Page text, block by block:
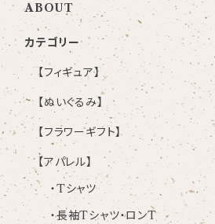
ABOUT
カテゴリー
【フィギュア】
【ぬいぐるみ】
【フラワーギフト】
【アパレル】
・Tシャツ
・長袖Tシャツ・ロンT